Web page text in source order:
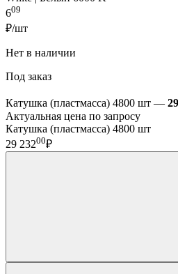
609
₽/шт
Нет в наличии
Под заказ
Катушка (пластмасса) 4800 шт —
Актуальная цена по запросу
Катушка (пластмасса) 4800 шт
29 23200₽